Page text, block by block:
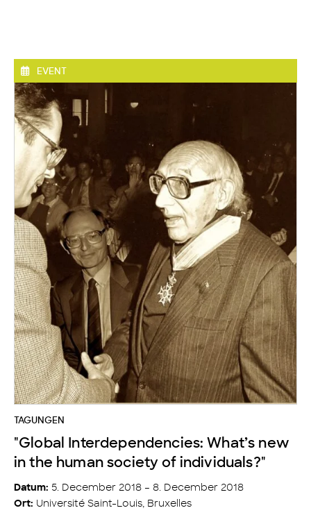
EVENT
TAGUNGEN
"Global Interdependencies: What’s new
in the human society of individuals?"
Datum: 5. December 2018 – 8. December 2018
Ort: Université Saint-Louis, Bruxelles